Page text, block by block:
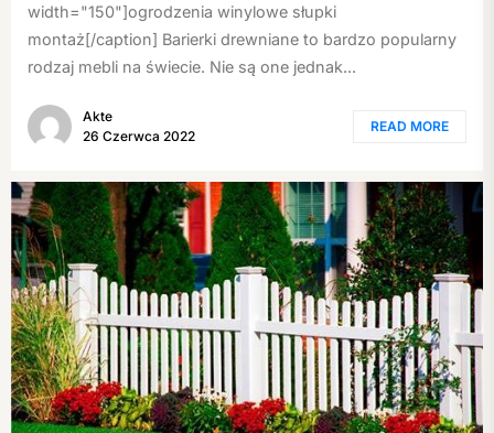
width="150"]ogrodzenia winylowe słupki
montaż[/caption] Barierki drewniane to bardzo popularny
rodzaj mebli na świecie. Nie są one jednak...
Akte
26 Czerwca 2022
READ MORE